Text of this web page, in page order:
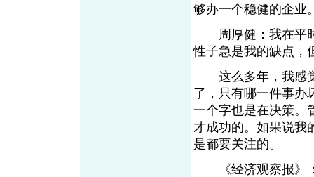
够办一个稳健的企业
周厚健：我在平时
性子急是我的缺点，
这么多年，我感觉
了，只有哪一件事办
一个字也是在决策。
才成功的。如果说我
是都要关注的。
《经济观察报》：